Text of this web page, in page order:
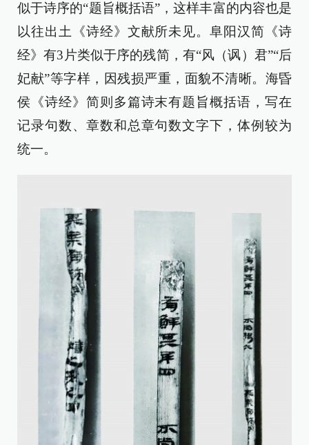
似于诗序的“题旨概括语”，这样丰富的内容也是
以往出土《诗经》文献所未见。阜阳汉简《诗
经》有3片类似于序的残简，有“风（讽）君”“后
妃献”等字样，因残损严重，面貌不清晰。海昏
侯《诗经》简则多篇诗末有题旨概括语，写在
记录句数、章数和总章句数文字下，体例较为
统一。